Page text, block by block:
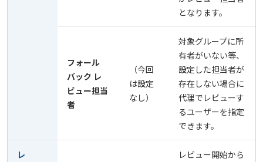
となります。
フォール
バック レ
ビュー担当
者
（今回
は設定
なし）
対象グループに所
有者がいない等、
設定した担当者が
存在しない場合に
代理でレビューす
るユーザーを指定
できます。
レ
レビュー開始から